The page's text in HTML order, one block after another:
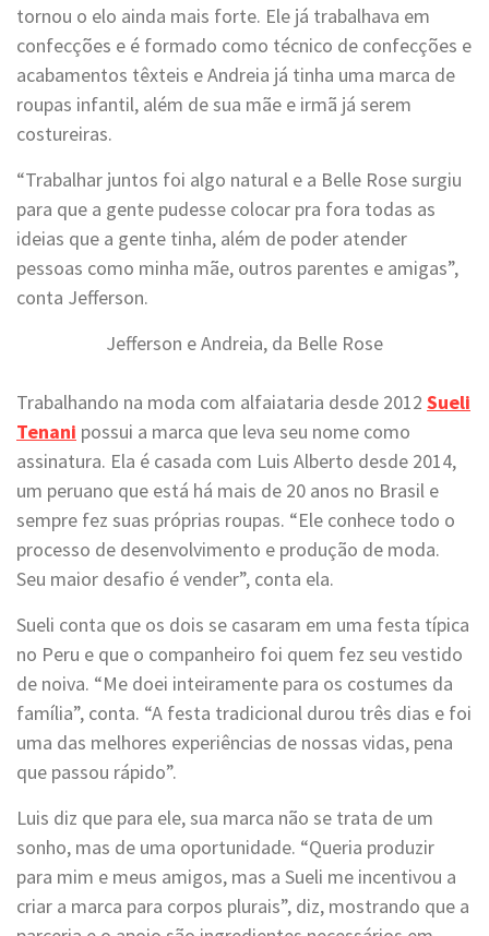
tornou o elo ainda mais forte. Ele já trabalhava em
confecções e é formado como técnico de confecções e
acabamentos têxteis e Andreia já tinha uma marca de
roupas infantil, além de sua mãe e irmã já serem
costureiras.
“Trabalhar juntos foi algo natural e a Belle Rose surgiu
para que a gente pudesse colocar pra fora todas as
ideias que a gente tinha, além de poder atender
pessoas como minha mãe, outros parentes e amigas”,
conta Jefferson.
Jefferson e Andreia, da Belle Rose
Trabalhando na moda com alfaiataria desde 2012 Sueli
Tenani possui a marca que leva seu nome como
assinatura. Ela é casada com Luis Alberto desde 2014,
um peruano que está há mais de 20 anos no Brasil e
sempre fez suas próprias roupas. “Ele conhece todo o
processo de desenvolvimento e produção de moda.
Seu maior desafio é vender”, conta ela.
Sueli conta que os dois se casaram em uma festa típica
no Peru e que o companheiro foi quem fez seu vestido
de noiva. “Me doei inteiramente para os costumes da
família”, conta. “A festa tradicional durou três dias e foi
uma das melhores experiências de nossas vidas, pena
que passou rápido”.
Luis diz que para ele, sua marca não se trata de um
sonho, mas de uma oportunidade. “Queria produzir
para mim e meus amigos, mas a Sueli me incentivou a
criar a marca para corpos plurais”, diz, mostrando que a